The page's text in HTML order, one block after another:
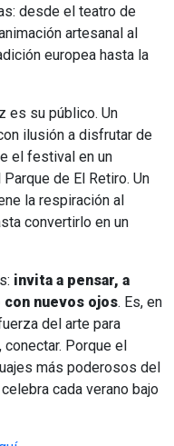
desde el teatro de
artesanal al
europea hasta la
es su público. Un
ilusión a disfrutar de
el festival en un
de El Retiro. Un
la respiración al
convertirlo en un
invita a pensar, a
con nuevos ojos. Es, en
del arte para
Porque el
más poderosos del
cada verano bajo